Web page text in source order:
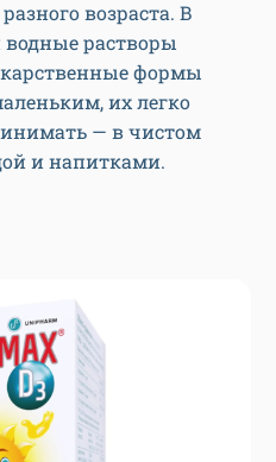
возраста. В
водные растворы
формы
их легко
— в чистом
и напитками.